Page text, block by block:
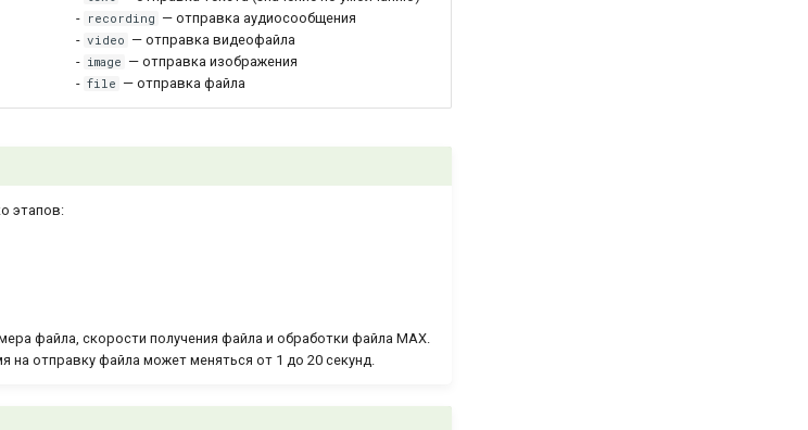
- recording — отправка аудиосообщения
- video — отправка видеофайла
- image — отправка изображения
- file — отправка файла
этапов:
файла, скорости получения файла и обработки файла MAX.
отправку файла может меняться от 1 до 20 секунд.